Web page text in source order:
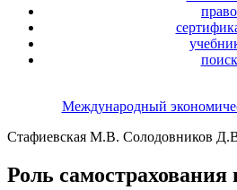
право
поиск
Международный
Cтафиевская М.В. Солодовников
Роль самострахования